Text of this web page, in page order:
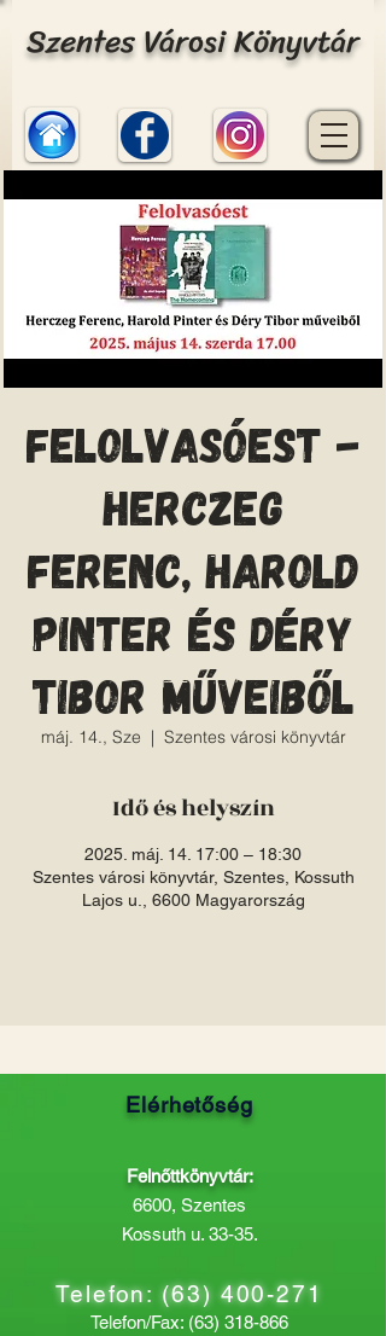
Szentes Városi Könyvtár
Felolvasóest -
Herczeg
Ferenc, Harold
Pinter és Déry
Tibor műveiből
máj. 14., Sze
  |
Szentes városi könyvtár
Idő és helyszín
2025. máj. 14. 17:00 – 18:30
Szentes városi könyvtár, Szentes, Kossuth
Lajos u., 6600 Magyarország
Elérhetőség
Felnőttkönyvtár:
6600, Szentes
Kossuth u. 33-35.
Telefon:(63) 400-271
Telefon/Fax: (63) 318-866